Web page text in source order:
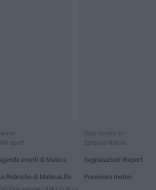
sport
eventi di Matera
Rubriche di MateraLife
Oggi cucino io!
Speciale Natale
Segnalazioni iReport
Previsioni meteo